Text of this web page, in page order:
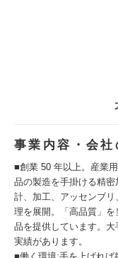
事業内容・会社
■創業 50 年以上。産業
品の製造を手掛ける精
計、加工、アッセンブ
理を展開。「高品質」
品を提供しています。
実績があります。